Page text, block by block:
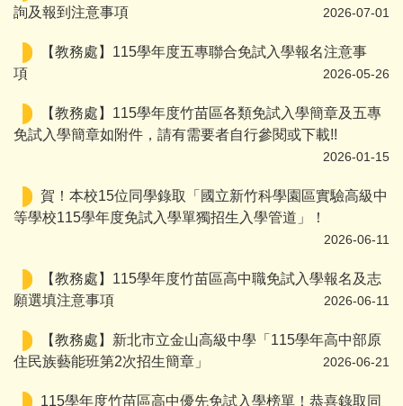
詢及報到注意事項
2026-07-01
【教務處】115學年度五專聯合免試入學報名注意事
項
2026-05-26
【教務處】115學年度竹苗區各類免試入學簡章及五專
免試入學簡章如附件，請有需要者自行參閱或下載!!
2026-01-15
賀！本校15位同學錄取「國立新竹科學園區實驗高級中
等學校115學年度免試入學單獨招生入學管道」！
2026-06-11
【教務處】115學年度竹苗區高中職免試入學報名及志
願選填注意事項
2026-06-11
【教務處】新北市立金山高級中學「115學年高中部原
住民族藝能班第2次招生簡章」
2026-06-21
115學年度竹苗區高中優先免試入學榜單！恭喜錄取同